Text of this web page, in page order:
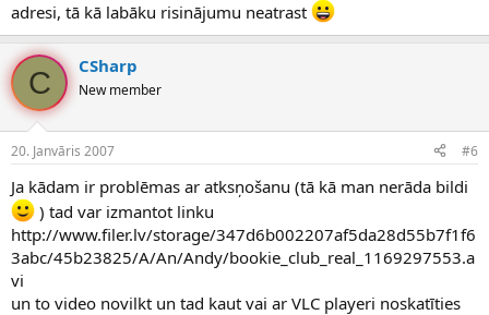
adresi, tā kā labāku risinājumu neatrast
C CSharp
New member
20. Janvāris 2007 #6
Ja kādam ir problēmas ar atksņošanu (tā kā man nerāda bildi
) tad var izmantot linku
http://www.filer.lv/storage/347d6b002207af5da28d55b7f1f6
3abc/45b23825/A/An/Andy/bookie_club_real_1169297553.a
vi
un to video novilkt un tad kaut vai ar VLC playeri noskatīties